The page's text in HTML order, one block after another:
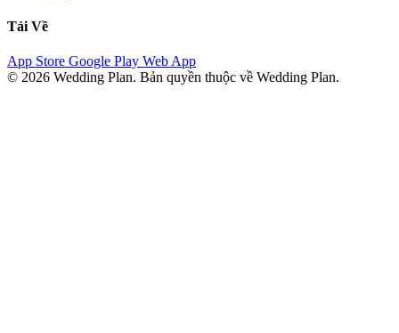
Tải Về
App Store Google Play Web App
© 2026 Wedding Plan. Bản quyền thuộc về Wedding Plan.